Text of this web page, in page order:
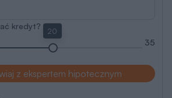
kredyt?
20
35
z ekspertem hipotecznym